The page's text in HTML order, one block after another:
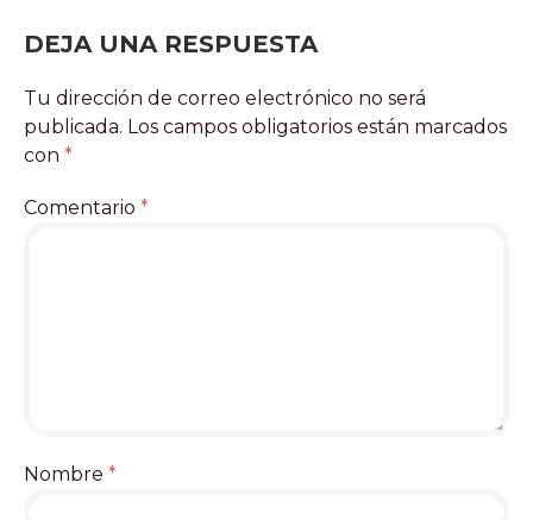
ARTÍCULOS
DEJA UNA RESPUESTA
Tu dirección de correo electrónico no será
publicada. Los campos obligatorios están marcados
con *
Comentario *
Nombre *